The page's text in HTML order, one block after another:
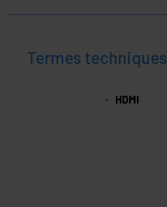
Termes techniques
HDMI